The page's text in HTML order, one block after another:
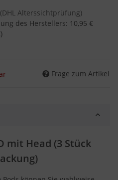
(DHL Alterssichtprüfung)
des Herstellers: 10,95 €
)
Frage zum Artikel
mit Head (3 Stück